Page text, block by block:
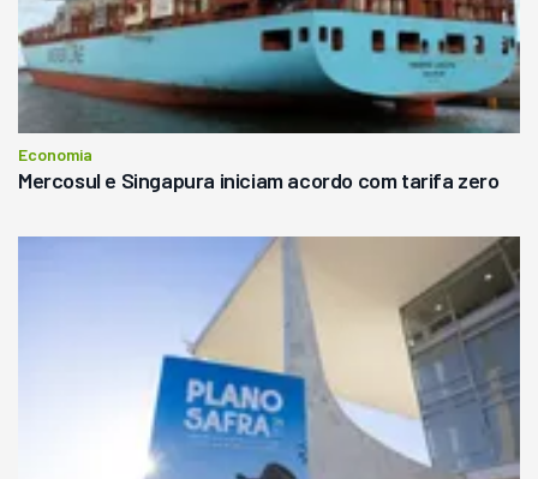
Economia
Mercosul e Singapura iniciam acordo com tarifa zero